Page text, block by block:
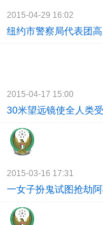
2015-04-29 16:02
纽约市警察局代表团
2015-04-17 15:00
30米望远镜使全人类
2015-03-16 17:31
一女子扮鬼试图抢劫